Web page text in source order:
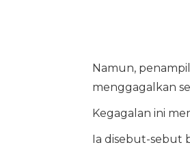
Namun,
menggagalkan
Kegagalan ini
Ia disebut-sebut